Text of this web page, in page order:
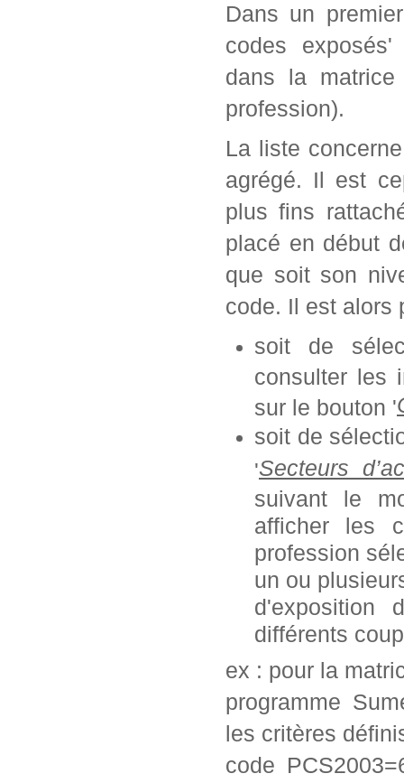
Dans un
codes
dans la
profession).
La liste
agrégé. Il est
plus fins
placé en début
que soit son
code. Il est alors
soit de
consulter les
sur le bouton '
soit de
'Secteurs
suivant le
afficher les
profession
un ou
d'exposition
différents
ex : pour la
programme
les critères
code